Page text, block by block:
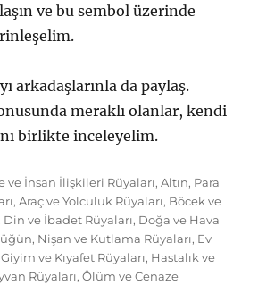
ve bu sembol üzerinde
arkadaşlarınla da paylaş.
meraklı olanlar, kendi
birlikte inceleyelim.
ve İnsan İlişkileri Rüyaları,Altın, Para
,Araç ve Yolculuk Rüyaları, Böcek ve
Din ve İbadet Rüyaları, Doğa ve Hava
Nişan ve Kutlama Rüyaları, Ev
Giyim ve Kıyafet Rüyaları, Hastalık ve
Rüyaları,Ölüm ve Cenaze